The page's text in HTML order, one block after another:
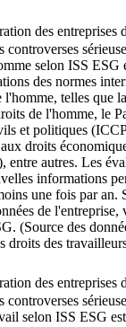
des entreprises
controverses
selon ISS ESG
des normes
l'homme, telles que
de l'homme, le
et politiques
droits
autres. Les
informations
une fois par an.
de l'entreprise,
(Source des
droits des
des entreprises
controverses
selon ISS ESG